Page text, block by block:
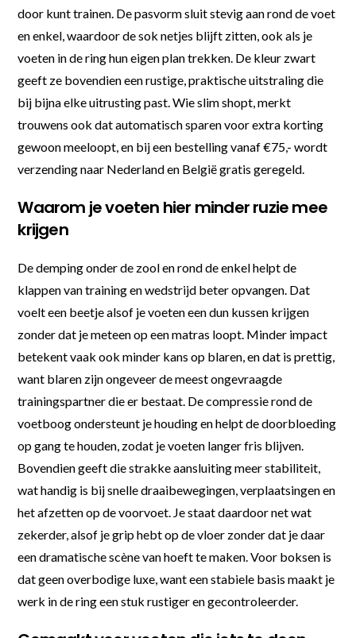
door kunt trainen. De pasvorm sluit stevig aan rond de voet
en enkel, waardoor de sok netjes blijft zitten, ook als je
voeten in de ring hun eigen plan trekken. De kleur zwart
geeft ze bovendien een rustige, praktische uitstraling die
bij bijna elke uitrusting past. Wie slim shopt, merkt
trouwens ook dat automatisch sparen voor extra korting
gewoon meeloopt, en bij een bestelling vanaf €75,- wordt
verzending naar Nederland en België gratis geregeld.
Waarom je voeten hier minder ruzie mee
krijgen
De demping onder de zool en rond de enkel helpt de
klappen van training en wedstrijd beter opvangen. Dat
voelt een beetje alsof je voeten een dun kussen krijgen
zonder dat je meteen op een matras loopt. Minder impact
betekent vaak ook minder kans op blaren, en dat is prettig,
want blaren zijn ongeveer de meest ongevraagde
trainingspartner die er bestaat. De compressie rond de
voetboog ondersteunt je houding en helpt de doorbloeding
op gang te houden, zodat je voeten langer fris blijven.
Bovendien geeft die strakke aansluiting meer stabiliteit,
wat handig is bij snelle draaibewegingen, verplaatsingen en
het afzetten op de voorvoet. Je staat daardoor net wat
zekerder, alsof je grip hebt op de vloer zonder dat je daar
een dramatische scène van hoeft te maken. Voor boksen is
dat geen overbodige luxe, want een stabiele basis maakt je
werk in de ring een stuk rustiger en gecontroleerder.